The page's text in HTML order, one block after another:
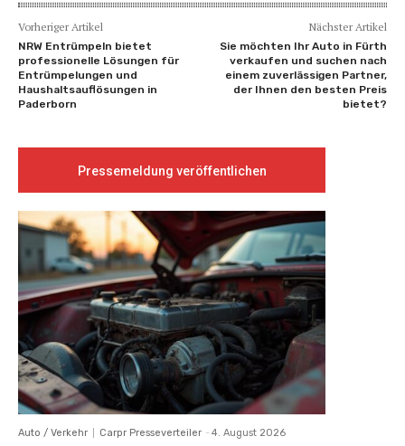
Vorheriger Artikel
NRW Entrümpeln bietet
professionelle Lösungen für
Entrümpelungen und
Haushaltsauflösungen in
Paderborn
Nächster Artikel
Sie möchten Ihr Auto in Fürth
verkaufen und suchen nach
einem zuverlässigen Partner,
der Ihnen den besten Preis
bietet?
Pressemeldung veröffentlichen
Auto / Verkehr Carpr Presseverteiler - 4. August 2026